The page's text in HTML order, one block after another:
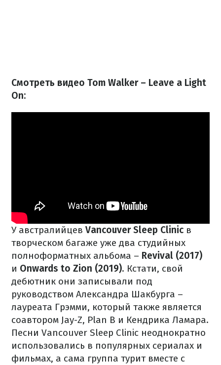
Смотреть видео Tom Walker – Leave a Light
On:
У австралийцев Vancouver Sleep Clinic в
творческом багаже уже два студийных
полноформатных альбома – Revival (2017)
и Onwards to Zion (2019). Кстати, свой
дебютник они записывали под
руководством Александра Шакбурга –
лауреата Грэмми, который также является
соавтором Jay-Z, Plan B и Кендрика Ламара.
Песни Vancouver Sleep Clinic неоднократно
использовались в популярных сериалах и
фильмах, а сама группа турит вместе с